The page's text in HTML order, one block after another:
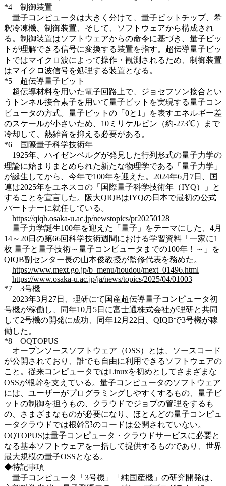
*4 制御装置
量子コンピュータは大きく分けて、量子ビットチップ、希
釈冷凍機、制御装置、そして、ソフトウェアから構成され
る。制御装置はソフトウェアからの命令に基づき、量子ビッ
トが理解できる信号に変換する装置を指す。超伝導量子ビッ
トではマイクロ波によって操作・観測されるため、制御装置
はマイクロ波信号を処理する装置となる。
*5 超伝導量子ビット
超伝導材料を用いた電子回路上で、ジョセフソン接合とい
うトンネル接合素子を用いて量子ビットを実現する量子コン
ピュータの方式。量子ビットの「0と1」を表すエネルギー差
のスケールが小さいため、10ミリケルビン（約-273℃）まで
冷却して、熱雑音を抑える必要がある。
*6 国際量子科学技術年
1925年、ハイゼンベルグが発見した行列形式の量子力学の
理論に始まりまとめられた新たな物理学である「量子力学」
が誕生してから、今年で100年を迎えた。2024年6月7日、国
連は2025年をユネスコの「国際量子科学技術年（IYQ）」と
することを宣言した。阪大QIQBはIYQの日本で最初の公式
パートナーに就任している。
https://qiqb.osaka-u.ac.jp/newstopics/pr20250128
量子力学誕生100年を迎えた「量子」をテーマにした、4月
14～20日の第66回科学技術週間における学習資料「一家に1
枚 量子と量子技術～量子コンピュータまでの100年！～」を
QIQB副センター長の山本俊教授が監修代表を務めた。
https://www.mext.go.jp/b_menu/houdou/mext_01496.html
https://www.osaka-u.ac.jp/ja/news/topics/2025/04/01003
*7 3号機
2023年3月27日、理研にて国産超伝導量子コンピュータ初
号機が稼働し、同年10月5日に富士通株式会社が理研と共同
して2号機の開発に成功、同年12月22日、QIQBで3号機が稼
働した。
*8 OQTOPUS
オープンソースソフトウェア（OSS）とは、ソースコード
が公開されており、誰でも自由に利用できるソフトウェアの
こと。従来コンピュータではLinuxを初めとしてさまざまな
OSSが根幹を支えている。量子コンピュータのソフトウェア
には、ユーザーがプログラミングしやすくするもの、量子ビ
ットの制御を担うもの、クラウドでジョブの管理をするも
の、さまざまなものが必要になり、ほとんどの量子コンピュ
ータクラウドでは根幹部のコードは公開されていない。
OQTOPUSは量子コンピュータ・クラウドサービスに必要と
なる基本ソフトウェアを一括して提供するものであり、世界
最大規模の量子OSSとなる。
◆特記事項
量子コンピュータ「3号機」「純国産機」の研究開発は、